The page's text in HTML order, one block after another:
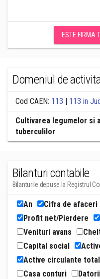
ESTE FIRMA
Domeniul de
Cod CAEN: 113 | 113 in
Cultivarea legumelor si
tuberculilor
Bilanturi contabile
Bilanturile depuse la Registrul
An Cifra de afaceri
Profit net/Pierdere
Venituri avans
Capital social
Active circulante total
Casa conturi